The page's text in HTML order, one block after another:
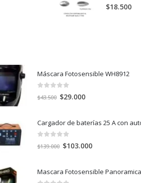
0 out of
$18.500
Máscara Fotosensible WH8912
out of 5
$43.500 El
$43.500.
$29.000El
Cargador de baterías 25 A con
out of 5
$139.000 El
$103.000El
Mascara Fotosensible